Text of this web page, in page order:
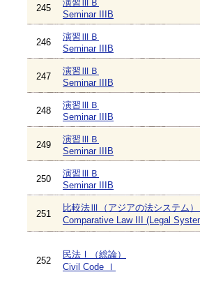
245
演習ⅢＢ
Seminar IIIB
246
演習ⅢＢ
Seminar IIIB
247
演習ⅢＢ
Seminar IIIB
248
演習ⅢＢ
Seminar IIIB
249
演習ⅢＢ
Seminar IIIB
250
演習ⅢＢ
Seminar IIIB
251
比較法Ⅲ（アジアの法システム）
Comparative Law III (Legal
252
民法Ⅰ（総論）
Civil Code Ⅰ